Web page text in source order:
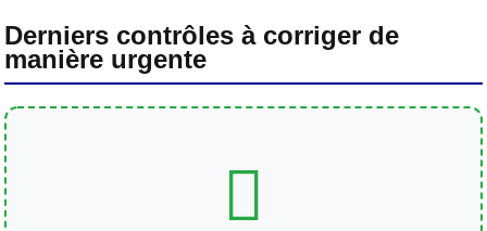
Derniers contrôles à corriger de
manière urgente